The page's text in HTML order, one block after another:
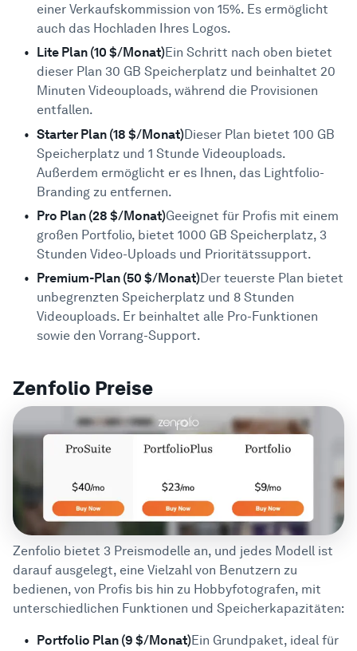
einer Verkaufskommission von 15%. Es ermöglicht
auch das Hochladen Ihres Logos.
Lite Plan (10 $/Monat)Ein Schritt nach oben bietet
dieser Plan 30 GB Speicherplatz und beinhaltet 20
Minuten Videouploads, während die Provisionen
entfallen.
Starter Plan (18 $/Monat)Dieser Plan bietet 100 GB
Speicherplatz und 1 Stunde Videouploads.
Außerdem ermöglicht er es Ihnen, das Lightfolio-
Branding zu entfernen.
Pro Plan (28 $/Monat)Geeignet für Profis mit einem
großen Portfolio, bietet 1000 GB Speicherplatz, 3
Stunden Video-Uploads und Prioritätssupport.
Premium-Plan (50 $/Monat)Der teuerste Plan bietet
unbegrenzten Speicherplatz und 8 Stunden
Videouploads. Er beinhaltet alle Pro-Funktionen
sowie den Vorrang-Support.
Zenfolio Preise
Zenfolio bietet 3 Preismodelle an, und jedes Modell ist
darauf ausgelegt, eine Vielzahl von Benutzern zu
bedienen, von Profis bis hin zu Hobbyfotografen, mit
unterschiedlichen Funktionen und Speicherkapazitäten:
Portfolio Plan (9 $/Monat)Ein Grundpaket, ideal für